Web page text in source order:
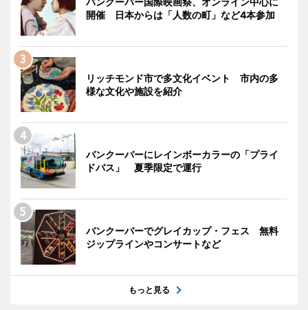
開催 日本からは「人数の町」など4本参加
リッチモンド市で多文化イベント 市内の多
様な文化や施設を紹介
バンクーバーにレインボーカラーの「プライ
ドバス」 夏季限定で運行
バンクーバーでグレイカップ・フェス 無料
ジップラインやコンサートなど
もっと見る